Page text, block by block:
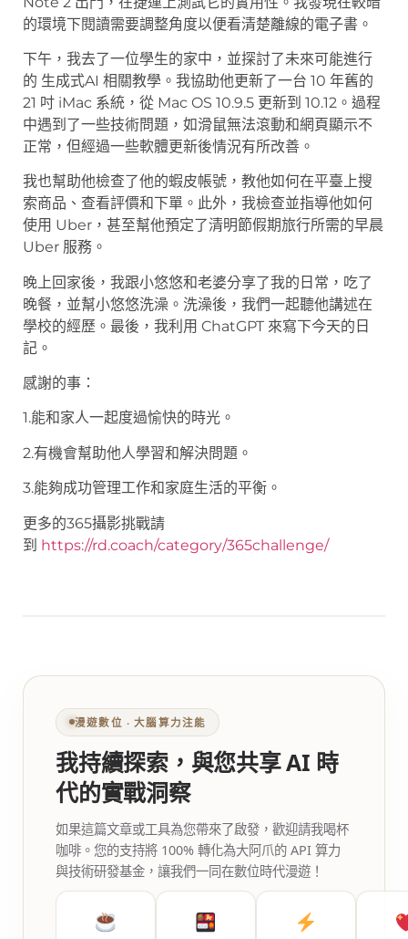
的環境下閱讀需要調整角度以便看清楚離線的電子書。
下午，我去了一位學生的家中，並探討了未來可能進行
的 生成式AI 相關教學。我協助他更新了一台 10 年舊的
21 吋 iMac 系統，從 Mac OS 10.9.5 更新到 10.12。過程
中遇到了一些技術問題，如滑鼠無法滾動和網頁顯示不
正常，但經過一些軟體更新後情況有所改善。
我也幫助他檢查了他的蝦皮帳號，教他如何在平臺上搜
索商品、查看評價和下單。此外，我檢查並指導他如何
使用 Uber，甚至幫他預定了清明節假期旅行所需的早晨
Uber 服務。
晚上回家後，我跟小悠悠和老婆分享了我的日常，吃了
晚餐，並幫小悠悠洗澡。洗澡後，我們一起聽他講述在
學校的經歷。最後，我利用 ChatGPT 來寫下今天的日
記。
感謝的事：
1.能和家人一起度過愉快的時光。
2.有機會幫助他人學習和解決問題。
3.能夠成功管理工作和家庭生活的平衡。
更多的365攝影挑戰請
到 https://rd.coach/category/365challenge/
漫遊數位 ‧ 大腦算力注能
我持續探索，與您共享 AI 時
代的實戰洞察
如果這篇文章或工具為您帶來了啟發，歡迎請我喝杯
咖啡。您的支持將 100% 轉化為大阿爪的 API 算力
與技術研發基金，讓我們一同在數位時代漫遊！